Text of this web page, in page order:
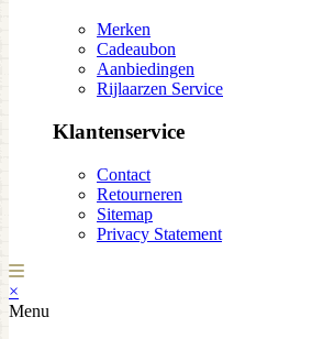
Merken
Cadeaubon
Aanbiedingen
Rijlaarzen Service
Klantenservice
Contact
Retourneren
Sitemap
Privacy Statement
×
Menu